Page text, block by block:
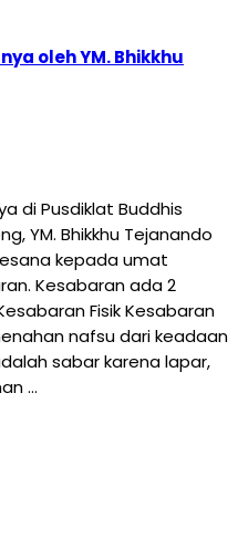
oleh YM. Bhikkhu
di Pusdiklat Buddhis
YM. Bhikkhu Tejanando
kepada umat
Kesabaran ada 2
Fisik Kesabaran
nafsu dari keadaan
sabar karena lapar,
…